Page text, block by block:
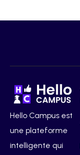
Hello Campus est
une plateforme
intelligente qui